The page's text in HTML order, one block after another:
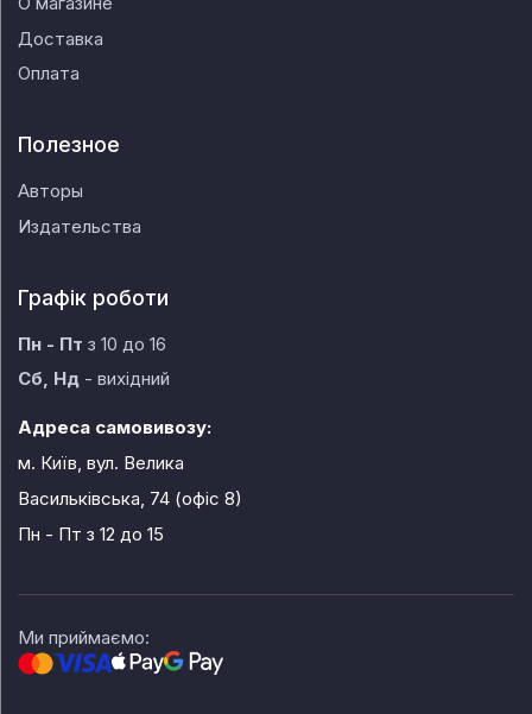
Доставка
Оплата
Полезное
Авторы
Издательства
Графік роботи
Пн - Пт з 10 до 16
Сб, Нд - вихідний
Адреса самовивозу:
м. Київ, вул. Велика
Васильківська, 74 (офіс 8)
Пн - Пт з 12 до 15
Ми приймаємо: